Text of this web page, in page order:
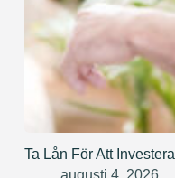
Ta Lån För Att Investera
augusti 4, 2026